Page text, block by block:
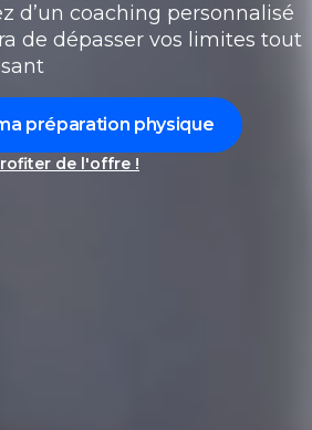
d’un coaching personnalisé
de dépasser vos limites tout
préparation physique
de l'offre !